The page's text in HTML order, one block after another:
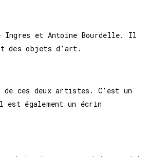
Ingres et Antoine Bourdelle. Il
des objets d’art.
de ces deux artistes. C’est un
également un écrin